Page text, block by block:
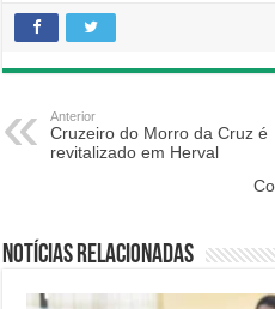
Anterior
Cruzeiro do Morro da Cruz é
revitalizado em Herval
Notícias relacionadas